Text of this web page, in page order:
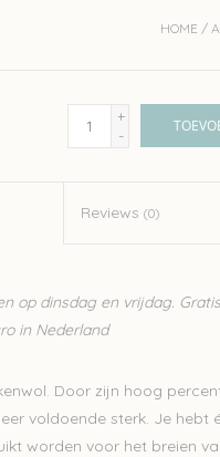
HOME /
+
-
Reviews(0)
op dinsdag en vrijdag.
in Nederland
Door zijn hoog
voldoende sterk. Je hebt
worden voor het breien